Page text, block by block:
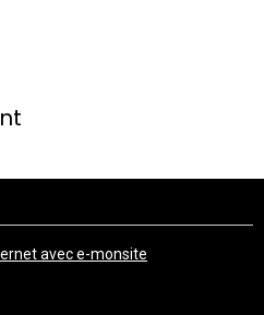
avec e-monsite